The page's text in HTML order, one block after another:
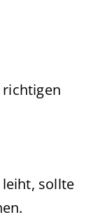
richtigen
sollte